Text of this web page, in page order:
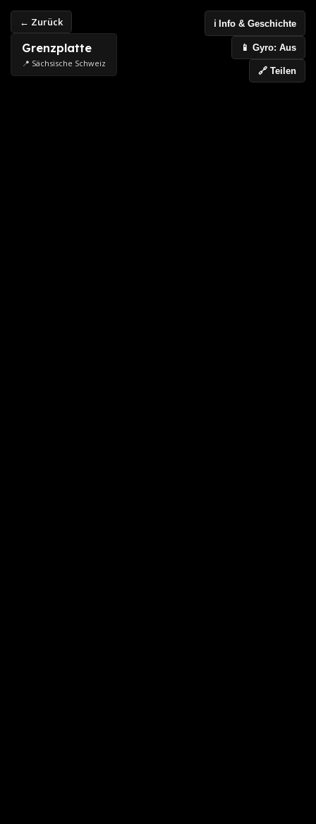
← Zurück
Grenzplatte
📍 Sächsische Schweiz
ℹ️ Info & Geschichte
📱 Gyro: Aus
🔗 Teilen